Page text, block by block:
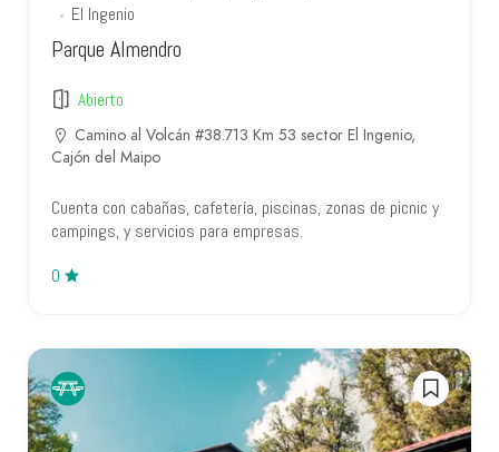
El Ingenio
Parque Almendro
Abierto
Camino al Volcán #38.713 Km 53 sector El Ingenio,
Cajón del Maipo
Cuenta con cabañas, cafetería, piscinas, zonas de picnic y
campings, y servicios para empresas.
0